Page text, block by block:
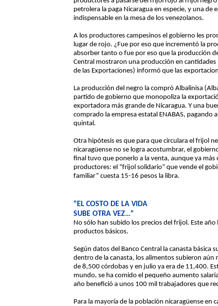
petrolera la paga Nicaragua en especie, y una de
indispensable en la mesa de los venezolanos.
A los productores campesinos el gobierno les
lugar de rojo. ¿Fue por eso que incrementó la
absorber tanto o fue por eso que la producción
Central mostraron una producción en cantidades
de las Exportaciones) informó que las
La producción del negro la compró Albalinisa
partido de gobierno que monopoliza la
exportadora más grande de Nicaragua. Y una
comprado la empresa estatal ENABAS, pagando
quintal.
Otra hipótesis es que para que circulara el frijol
nicaragüense no se logra acostumbrar, el
final tuvo que ponerlo a la venta, aunque ya más
productores: el “frijol solidario” que vende el
familiar” cuesta 15-16 pesos la libra.
“EL COSTO DE LA VIDA
SUBE OTRA VEZ…”
No sólo han subido los precios del frijol. Este
productos básicos.
Según datos del Banco Central la canasta básica
dentro de la canasta, los alimentos subieron aún
de 8,500 córdobas y en julio ya era de 11,400.
mundo, se ha comido el pequeño aumento
año benefició a unos 100 mil trabajadores que
Para la mayoría de la población nicaragüense en